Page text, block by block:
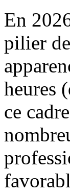
En
pilier
heures
ce